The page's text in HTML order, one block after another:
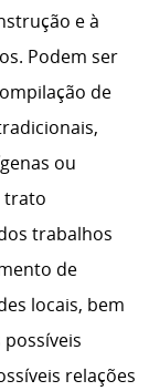
e à
Podem ser
de
ou
trato
trabalhos
de
locais, bem
relações